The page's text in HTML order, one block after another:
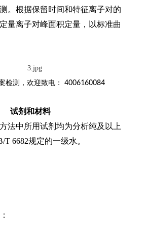
。根据保留时间和特征离子对的
量离子对峰面积定量，以标准曲
检测 ，欢迎致电： 4006160084
试剂和材料
法中所用试剂均为分析纯及以上
6682规定的一级水。